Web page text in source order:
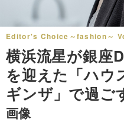
Editor's Choice～fashion～
横浜流星が銀座
を迎えた「ハウ
ギンザ」で過ご
画像